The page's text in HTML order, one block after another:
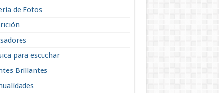
de Fotos
para escuchar
Brillantes